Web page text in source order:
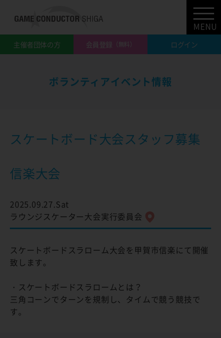
MENU
主催者団体の方 会員登録 （無料） ログイン
ボランティアイベント情報
スケートボード大会スタッフ募集
信楽大会
2025.09.27.Sat
ラウンジスケーター大会実行委員会
スケートボードスラローム大会を甲賀市信楽にて開催
致します。
・スケートボードスラロームとは？
三角コーンでターンを規制し、タイムで競う競技で
す。